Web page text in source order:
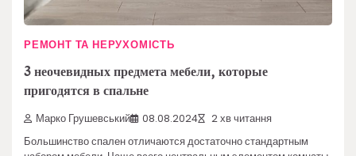
РЕМОНТ ТА НЕРУХОМІСТЬ
3 неочевидных предмета мебели, которые
пригодятся в спальне
Марко Грушевський 08.08.2024 2 хв читання
Большинство спален отличаются достаточно стандартным